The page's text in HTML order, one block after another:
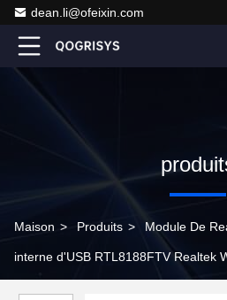
dean.li@ofeixin.com
Maison > Produits > Module De
interne d'USB RTL8188FTV Realtek